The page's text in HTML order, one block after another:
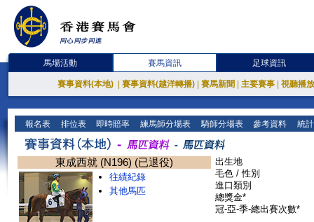
馬場活動 賽馬資訊 足球資訊
賽事資料(本地) 賽事資料(越洋轉播) 賽馬新聞 主要賽事 視聽播
報名表 排位表 即時賠率 練馬師分場表 騎師分場表 參考資料 統
東成西就 (N196) (已退役)
往績紀錄
其他馬匹
出生地
毛色 / 性別
進口類別
總獎金*
冠-亞-季-總出賽次數*